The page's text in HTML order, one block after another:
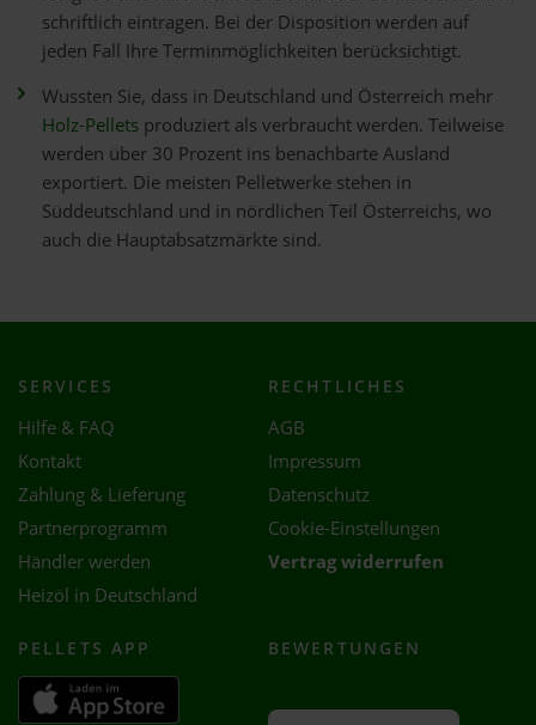
schriftlich eintragen. Bei der Disposition werden auf
jeden Fall Ihre Terminmöglichkeiten berücksichtigt.
Wussten Sie, dass in Deutschland und Österreich mehr
Holz-Pellets produziert als verbraucht werden. Teilweise
werden über 30 Prozent ins benachbarte Ausland
exportiert. Die meisten Pelletwerke stehen in
Süddeutschland und in nördlichen Teil Österreichs, wo
auch die Hauptabsatzmärkte sind.
SERVICES
Hilfe & FAQ
Kontakt
Zahlung & Lieferung
Partnerprogramm
Händler werden
Heizöl in Deutschland
RECHTLICHES
AGB
Impressum
Datenschutz
Cookie-Einstellungen
Vertrag widerrufen
PELLETS APP BEWERTUNGEN